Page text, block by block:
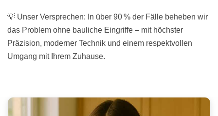
💡 Unser Versprechen: In über 90 % der Fälle beheben wir
das Problem ohne bauliche Eingriffe – mit höchster
Präzision, moderner Technik und einem respektvollen
Umgang mit Ihrem Zuhause.